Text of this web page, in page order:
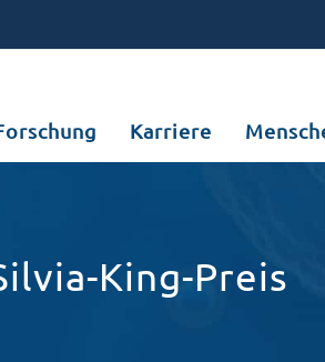
Karriere
King-Preis